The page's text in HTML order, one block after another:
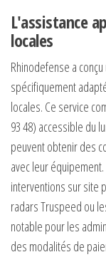
L'assistance
locales
Rhinodefense a
spécifiquement
locales. Ce service
93 48) accessible du
peuvent obtenir des
avec leur
interventions sur site
radars Truspeed ou
notable pour les
des modalités de